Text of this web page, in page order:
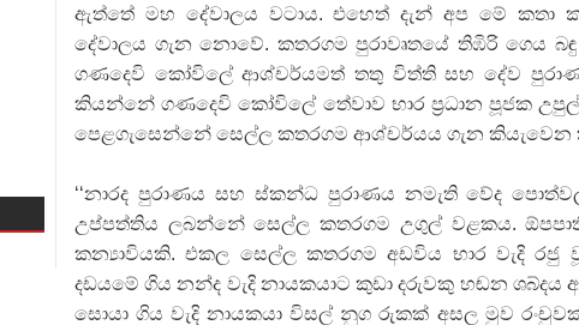
Song Lyrics - අරමුණ ගීතයේ පද පෙළ
Hithila Song Lyrics - සඳට දුක හිතිලා ගීතයේ පද පෙළ
Lyrics - සිහින ගීතයේ පද පෙළ
Lyrics - ෆාදර් ගීතයේ පද පෙළ
Mawa Song Lyrics - දන්නවාද මාව ගීතයේ පද පෙළ
Song Lyrics - නීනා ගීතයේ පද පෙළ
ඇත්තේ මහ දේවාලය වටාය. එහෙත් දැන් අප මේ
දේවාලය ගැන නොවේ. කතරගම පුරාවෘතයේ තිඹිරි ගෙය
ගණදෙවි කෝවිලේ ආශ්චර්යමත් තතු විත්ති සහ දේව
කියන්නේ ගණදෙවි කෝවිලේ තේවාව භාර ප‍්‍රධාන පූජක උපුල්
පෙළගැසෙන්නේ සෙල්ල කතරගම ආශ්චර්යය ගැන කියැවෙන
‘‘නාරද පුරාණය සහ ස්කන්ධ පුරාණය නමැති වේද
උප්පත්තිය ලබන්නේ සෙල්ල කතරගම උගුල් වළකය.
කන්‍යාවියකි. එකල සෙල්ල කතරගම අඩවිය භාර වැදි
දඩයමේ ගිය නන්ද වැදි නායකයාට කුඩා දරුවකු හඬන
සොයා ගිය වැදි නායකයා විසල් නුග රුකක් අසල මුව